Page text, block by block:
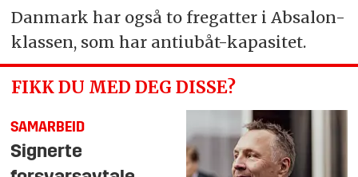
Danmark har også to fregatter i Absalon-
klassen, som har antiubåt-kapasitet.
FIKK DU MED DEG DISSE?
SAMARBEID
Signerte